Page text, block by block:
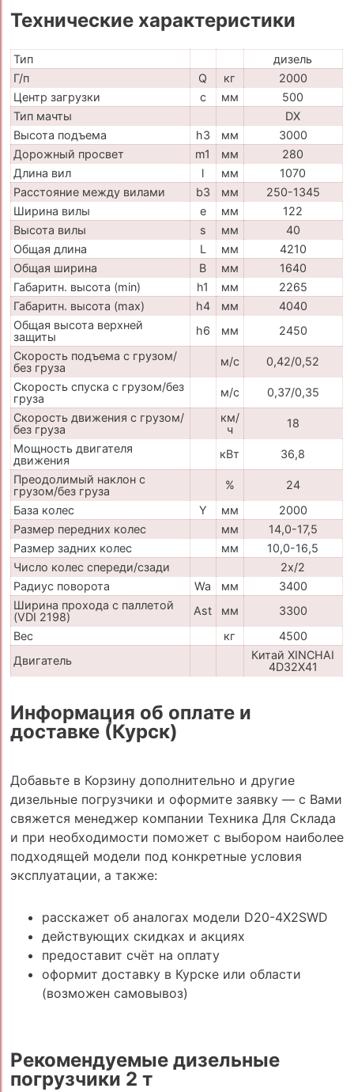
Технические характеристики
Тип
дизель
Г/п
Q кг
2000
Центр загрузки
c мм
500
Тип мачты
DX
Высота подъема
h3 мм
3000
Дорожный просвет
m1 мм
280
Длина вил
l мм
1070
Расстояние между вилами
b3 мм
250-1345
Ширина вилы
e мм
122
Высота вилы
s мм
40
Общая длина
L мм
4210
Общая ширина
B мм
1640
Габаритн. высота (min)
h1 мм
2265
Габаритн. высота (max)
h4 мм
4040
Общая высота верхней
защиты
h6 мм
2450
Скорость подъема с грузом/
без груза
м/с
0,42/0,52
Скорость спуска с грузом/без
груза
м/с
0,37/0,35
Скорость движения с грузом/
без груза
км/
ч
18
Мощность двигателя
движения
кВт
36,8
Преодолимый наклон с
грузом/без груза
%
24
База колес
Y мм
2000
Размер передних колес
мм
14,0-17,5
Размер задних колес
мм
10,0-16,5
Число колес спереди/сзади
2x/2
Радиус поворота
Wa мм
3400
Ширина прохода с паллетой
(VDI 2198)
Ast мм
3300
Вес
кг
4500
Двигатель
Китай XINCHAI
4D32X41
Информация об оплате и
доставке (Курск)
Добавьте в Корзину дополнительно и другие
дизельные погрузчики и оформите заявку — с Вами
свяжется менеджер компании Техника Для Склада
и при необходимости поможет с выбором наиболее
подходящей модели под конкретные условия
эксплуатации, а также:
расскажет об аналогах модели D20-4X2SWD
действующих скидках и акциях
предоставит счёт на оплату
оформит доставку в Курске или области
(возможен самовывоз)
Рекомендуемые дизельные
погрузчики 2 т